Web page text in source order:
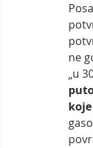
ne
„u